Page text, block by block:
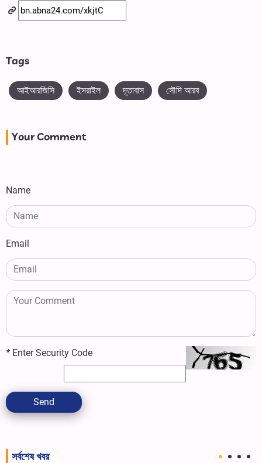
Tags
আইআরজিসি ইসরাইল দূতাবাস সৌদি আরব
Your Comment
Name
Email
* Enter Security Code
Send
সর্বশেষ খবর